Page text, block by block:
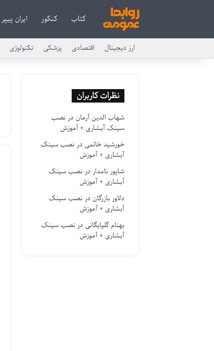
کتاب کنکور ایران پیپر
ارز دیجیتال اقتصادی پزشکی تکنولوژی
نظرات کاربران
شهاب الدین آرمان درنصب
سینک آبشاری + آموزش
خورشید خاتمی درنصب سینک
آبشاری + آموزش
شاپور نامدار درنصب سینک
آبشاری + آموزش
دلاور بازرگان درنصب سینک
آبشاری + آموزش
بهنام گلپایگانی درنصب سینک
آبشاری + آموزش